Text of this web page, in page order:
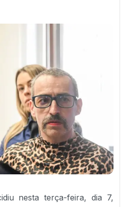
nesta terça-feira, dia 7,